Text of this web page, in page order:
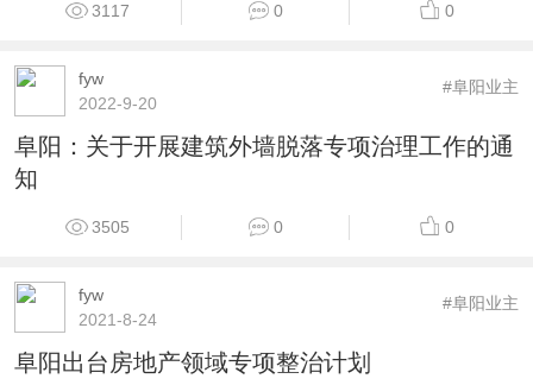
3117 0 0
fyw
2022-9-20
#阜阳业主
阜阳：关于开展建筑外墙脱落专项治理工作的通
知
3505 0 0
fyw
2021-8-24
#阜阳业主
阜阳出台房地产领域专项整治计划